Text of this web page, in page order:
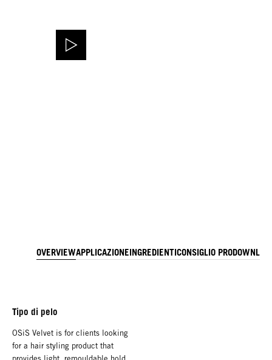
OVERVIEWAPPLICAZIONEINGREDIENTICONSIGLIO PRO
Tipo di pelo
OSiS Velvet is for clients looking
for a hair styling product that